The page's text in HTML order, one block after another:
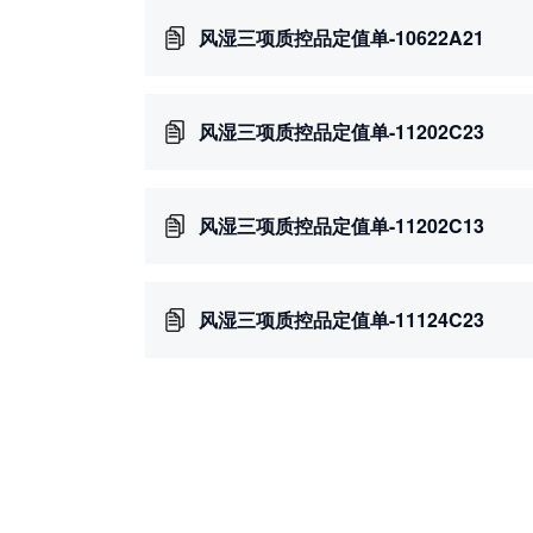
风湿三项质控品定值单-10622A21
风湿三项质控品定值单-11202C23
风湿三项质控品定值单-11202C13
风湿三项质控品定值单-11124C23